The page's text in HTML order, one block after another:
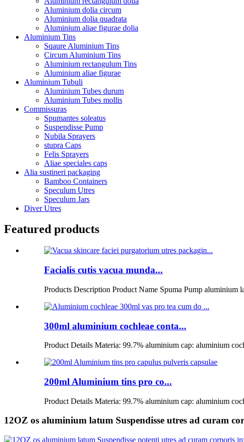
Aluminium dolia circum
Aluminium dolia quadrata
Aluminium aliae figurae dolia
Aluminium Tins
Sqaure Aluminium Tins
Circum Aluminium Tins
Aluminium rectangulum Tins
Aluminium aliae figurae
Aluminium Tubuli
Aluminium Tubes durum
Aluminium Tubes mollis
Commissuras
Spumantes soleatus
Suspendisse Pump
Nubila Sprayers
stupra Caps
Felis Sprayers
Aliae speciales caps
Alia sustineri packaging
Bamboo Containers
Speculum Utres
Speculum Jars
Diver Utres
Featured products
Facialis cutis vacua munda...
Products Description Product Name Spuma Pump aluminium
300ml aluminium cochleae conta...
Product Details Materia: 99.7% aluminium cap: aluminium
200ml Aluminium tins pro co...
Product Details Materia: 99.7% aluminium cap: aluminium
12OZ os aluminium latum Suspendisse utres ad curam